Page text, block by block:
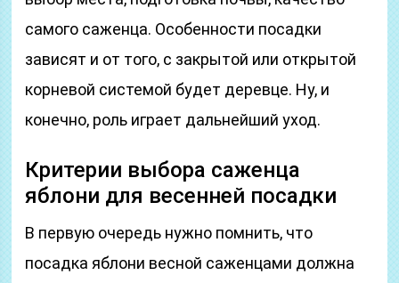
самого саженца. Особенности посадки
зависят и от того, с закрытой или открытой
корневой системой будет деревце. Ну, и
конечно, роль играет дальнейший уход.
Критерии выбора саженца
яблони для весенней посадки
В первую очередь нужно помнить, что
посадка яблони весной саженцами должна